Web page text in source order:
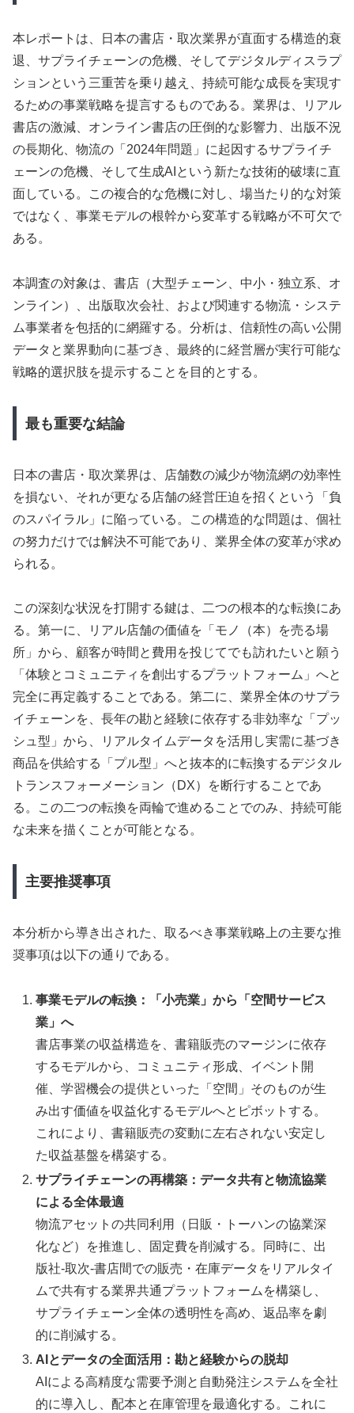
本レポートは、日本の書店・取次業界が直面する構造的衰
退、サプライチェーンの危機、そしてデジタルディスラプ
ションという三重苦を乗り越え、持続可能な成長を実現す
るための事業戦略を提言するものである。業界は、リアル
書店の激減、オンライン書店の圧倒的な影響力、出版不況
の長期化、物流の「2024年問題」に起因するサプライチ
ェーンの危機、そして生成AIという新たな技術的破壊に直
面している。この複合的な危機に対し、場当たり的な対策
ではなく、事業モデルの根幹から変革する戦略が不可欠で
ある。
本調査の対象は、書店（大型チェーン、中小・独立系、オ
ンライン）、出版取次会社、および関連する物流・システ
ム事業者を包括的に網羅する。分析は、信頼性の高い公開
データと業界動向に基づき、最終的に経営層が実行可能な
戦略的選択肢を提示することを目的とする。
最も重要な結論
日本の書店・取次業界は、店舗数の減少が物流網の効率性
を損ない、それが更なる店舗の経営圧迫を招くという「負
のスパイラル」に陥っている。この構造的な問題は、個社
の努力だけでは解決不可能であり、業界全体の変革が求め
られる。
この深刻な状況を打開する鍵は、二つの根本的な転換にあ
る。第一に、リアル店舗の価値を「モノ（本）を売る場
所」から、顧客が時間と費用を投じてでも訪れたいと願う
「体験とコミュニティを創出するプラットフォーム」へと
完全に再定義することである。第二に、業界全体のサプラ
イチェーンを、長年の勘と経験に依存する非効率な「プッ
シュ型」から、リアルタイムデータを活用し実需に基づき
商品を供給する「プル型」へと抜本的に転換するデジタル
トランスフォーメーション（DX）を断行することであ
る。この二つの転換を両輪で進めることでのみ、持続可能
な未来を描くことが可能となる。
主要推奨事項
本分析から導き出された、取るべき事業戦略上の主要な推
奨事項は以下の通りである。
事業モデルの転換：「小売業」から「空間サービス
業」へ
書店事業の収益構造を、書籍販売のマージンに依存
するモデルから、コミュニティ形成、イベント開
催、学習機会の提供といった「空間」そのものが生
み出す価値を収益化するモデルへとピボットする。
これにより、書籍販売の変動に左右されない安定し
た収益基盤を構築する。
サプライチェーンの再構築：データ共有と物流協業
による全体最適
物流アセットの共同利用（日販・トーハンの協業深
化など）を推進し、固定費を削減する。同時に、出
版社-取次-書店間での販売・在庫データをリアルタイ
ムで共有する業界共通プラットフォームを構築し、
サプライチェーン全体の透明性を高め、返品率を劇
的に削減する。
AIとデータの全面活用：勘と経験からの脱却
AIによる高精度な需要予測と自動発注システムを全社
的に導入し、配本と在庫管理を最適化する。これに